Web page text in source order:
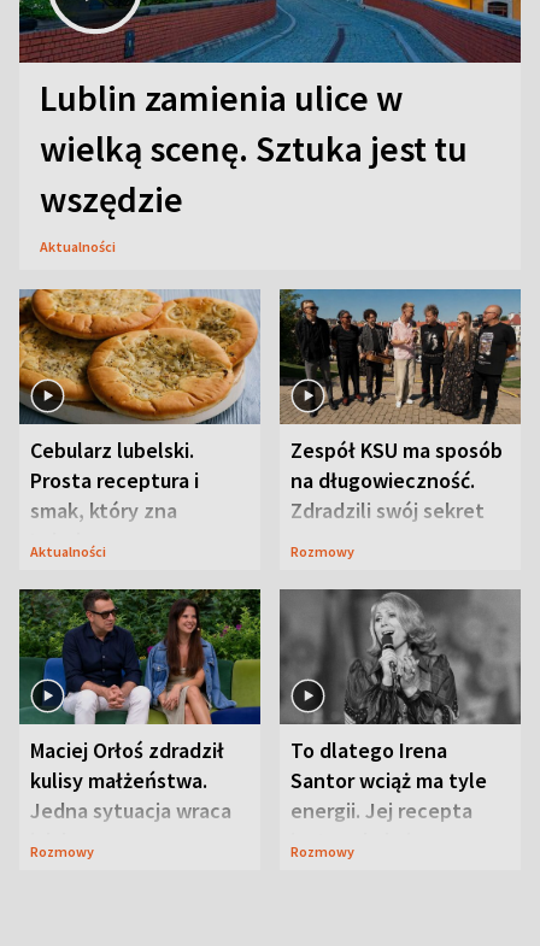
Lublin zamienia ulice w
wielką scenę. Sztuka jest tu
wszędzie
Aktualności
Cebularz lubelski.
Prosta receptura i
smak, który zna
Lubelszczyzna
Aktualności
Zespół KSU ma sposób
na długowieczność.
Zdradzili swój sekret
Rozmowy
Maciej Orłoś zdradził
kulisy małżeństwa.
Jedna sytuacja wraca
jak bumerang
Rozmowy
To dlatego Irena
Santor wciąż ma tyle
energii. Jej recepta
jest zaskakująco
Rozmowy